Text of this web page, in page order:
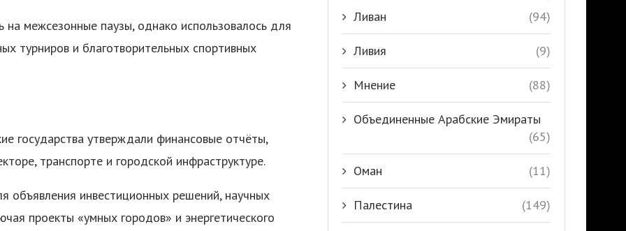
межсезонные паузы, однако использовалось для
турниров и благотворительных спортивных
государства утверждали финансовые отчёты,
транспорте и городской инфраструктуре.
объявления инвестиционных решений, научных
проекты «умных городов» и энергетического
Ливан (94)
Ливия (9)
Мнение (88)
Объединенные Арабские Эмираты
(65)
Оман (11)
Палестина (149)